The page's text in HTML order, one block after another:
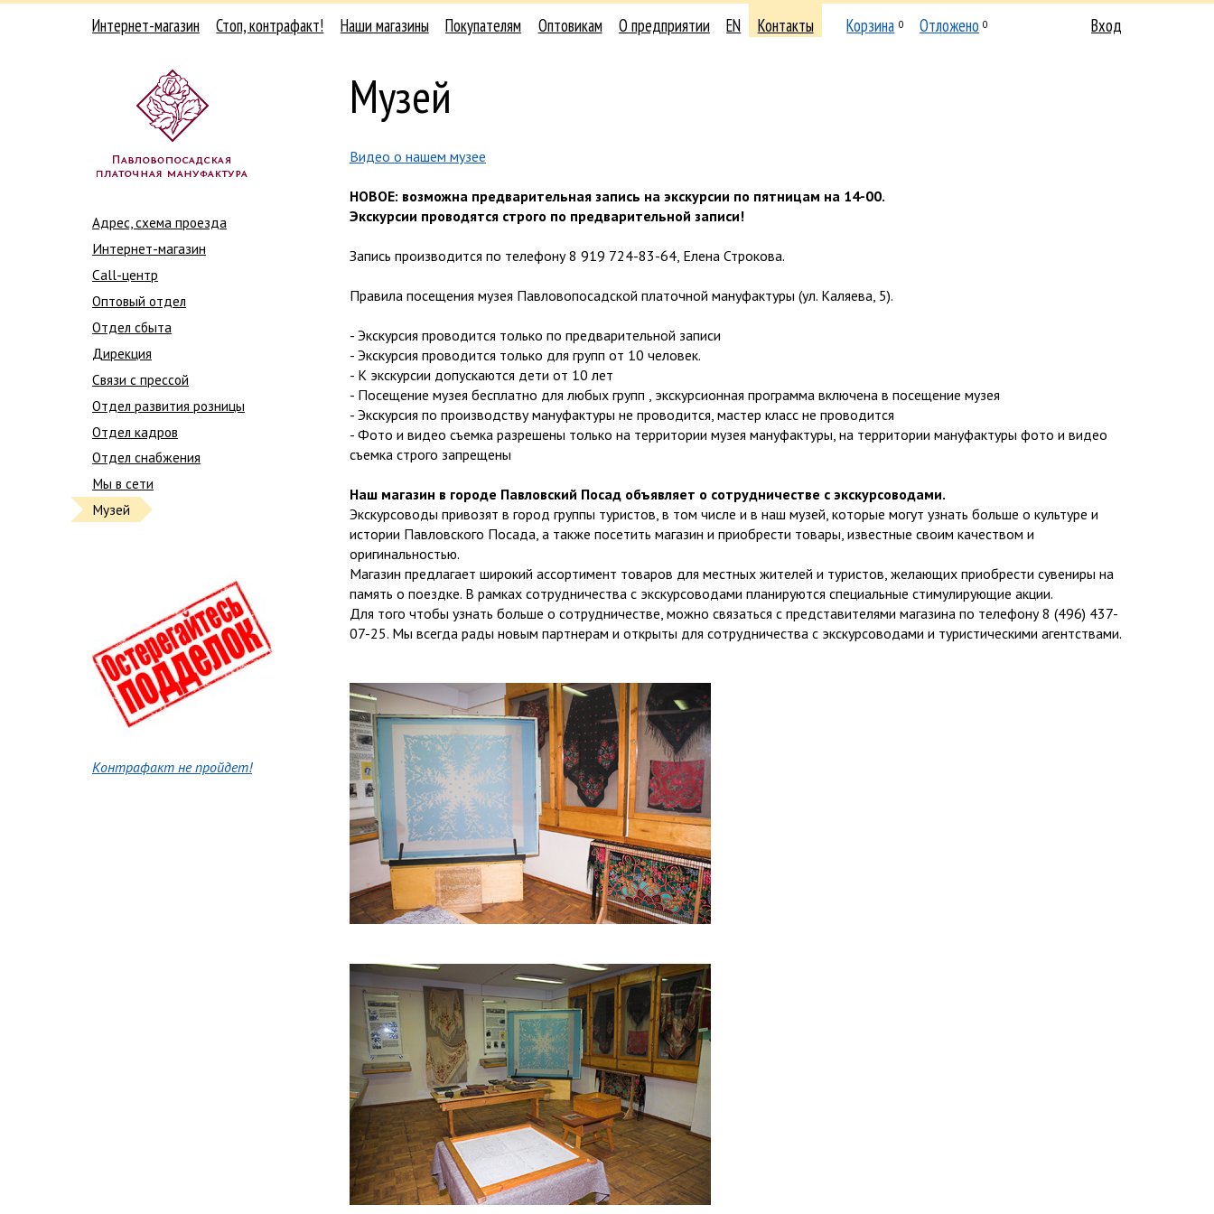
Интернет-магазин Стоп, контрафакт! Наши магазины Покупателям Оптовикам О предприятии EN Контакты Корзина 0 Отложено 0 Вход
Адрес, схема проезда
Интернет-магазин
Call-центр
Оптовый отдел
Отдел сбыта
Дирекция
Связи с прессой
Отдел развития розницы
Отдел кадров
Отдел снабжения
Мы в сети
Музей
Контрафакт не пройдет!
Музей
Видео о нашем музее
НОВОЕ: возможна предварительная запись на экскурсии по пятницам на 14-00.
Экскурсии проводятся строго по предварительной записи!
Запись производится по телефону 8 919 724-83-64, Елена Строкова.
Правила посещения музея Павловопосадской платочной мануфактуры (ул. Каляева, 5).
- Экскурсия проводится только по предварительной записи
- Экскурсия проводится только для групп от 10 человек.
- К экскурсии допускаются дети от 10 лет
- Посещение музея бесплатно для любых групп , экскурсионная программа включена в посещение музея
- Экскурсия по производству мануфактуры не проводится, мастер класс не проводится
- Фото и видео съемка разрешены только на территории музея мануфактуры, на территории мануфактуры фото и видео
съемка строго запрещены
Наш магазин в городе Павловский Посад объявляет о сотрудничестве с экскурсоводами.
Экскурсоводы привозят в город группы туристов, в том числе и в наш музей, которые могут узнать больше о культуре и
истории Павловского Посада, а также посетить магазин и приобрести товары, известные своим качеством и
оригинальностью.
Магазин предлагает широкий ассортимент товаров для местных жителей и туристов, желающих приобрести сувениры на
память о поездке. В рамках сотрудничества с экскурсоводами планируются специальные стимулирующие акции.
Для того чтобы узнать больше о сотрудничестве, можно связаться с представителями магазина по телефону 8 (496) 437-
07-25. Мы всегда рады новым партнерам и открыты для сотрудничества с экскурсоводами и туристическими агентствами.